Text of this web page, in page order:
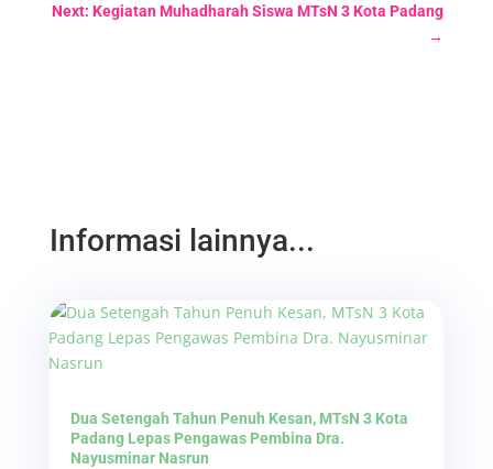
Next: Kegiatan Muhadharah Siswa MTsN 3 Kota Padang
→
Informasi lainnya...
Dua Setengah Tahun Penuh Kesan, MTsN 3 Kota
Padang Lepas Pengawas Pembina Dra.
Nayusminar Nasrun